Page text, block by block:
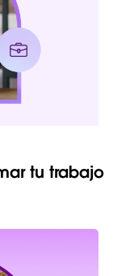
tu trabajo